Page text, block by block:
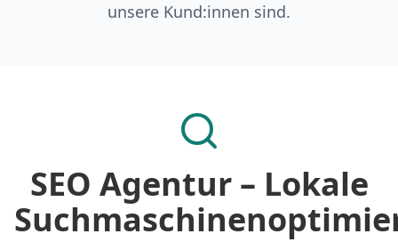
unsere Kund:innen sind.
SEO Agentur – Lokale